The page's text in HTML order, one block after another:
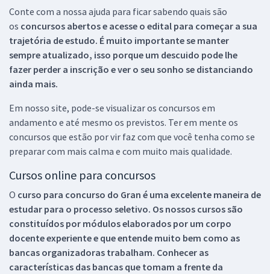
Conte com a nossa ajuda para ficar sabendo quais são
os concursos abertos e acesse o edital para começar a sua
trajetória de estudo. É muito importante se manter
sempre atualizado, isso porque um descuido pode lhe
fazer perder a inscrição e ver o seu sonho se distanciando
ainda mais.
Em nosso site, pode-se visualizar os concursos em
andamento e até mesmo os previstos. Ter em mente os
concursos que estão por vir faz com que você tenha como se
preparar com mais calma e com muito mais qualidade.
Cursos online para concursos
O curso para concurso do Gran é uma excelente maneira de
estudar para o processo seletivo. Os nossos cursos são
constituídos por módulos elaborados por um corpo
docente experiente e que entende muito bem como as
bancas organizadoras trabalham. Conhecer as
características das bancas que tomam a frente da